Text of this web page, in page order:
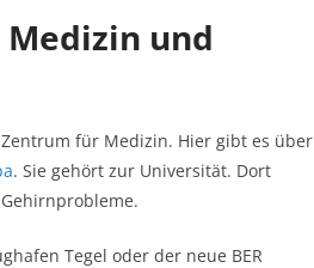
und
für Medizin. Hier gibt es über
. Sie gehört zur Universität. Dort
Tegel oder der neue BER